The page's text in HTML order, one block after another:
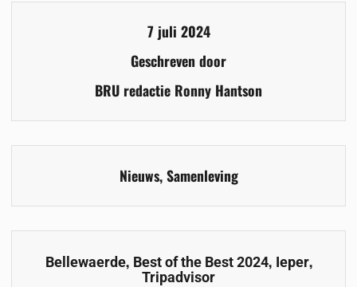
7 juli 2024
Geschreven door
BRU redactie Ronny Hantson
Nieuws,Samenleving
Bellewaerde, Best of the Best 2024, Ieper,
Tripadvisor